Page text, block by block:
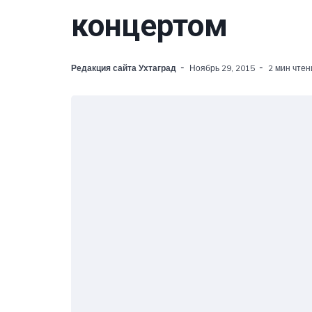
концертом
Редакция сайта Ухтаград Ноябрь 29, 2015 2 мин